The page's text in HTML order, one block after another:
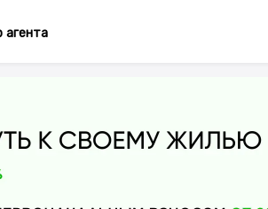
агента